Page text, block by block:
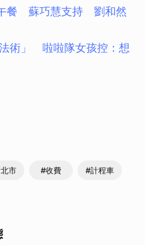
餐 蘇巧慧支持 劉和然
術」 啦啦隊女孩控：想
市 #收費 #計程車